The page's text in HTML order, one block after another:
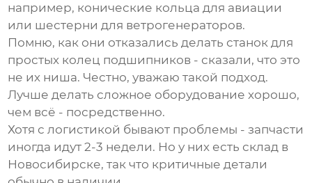
например, конические кольца для авиации
или шестерни для ветрогенераторов.
Помню, как они отказались делать станок для
простых колец подшипников - сказали, что это
не их ниша. Честно, уважаю такой подход.
Лучше делать сложное оборудование хорошо,
чем всё - посредственно.
Хотя с логистикой бывают проблемы - запчасти
иногда идут 2-3 недели. Но у них есть склад в
Новосибирске, так что критичные детали